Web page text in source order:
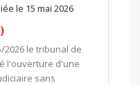
le 15 mai 2026
2026 le tribunal de
l'ouverture d'une
sans